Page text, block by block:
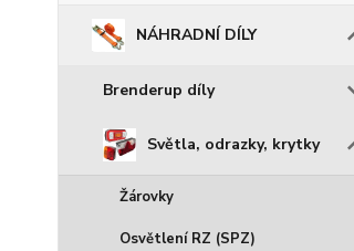
NÁHRADNÍ DÍLY
Brenderup díly
Světla, odrazky, krytky
Žárovky
Osvětlení RZ (SPZ)